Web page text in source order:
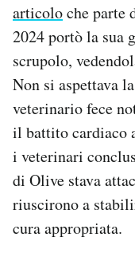
articoloche parte
2024 portò la sua
scrupolo,
Non si aspettava
veterinario fece
il battito cardiaco
i veterinari
di Olive stava
riuscirono a
cura appropriata.